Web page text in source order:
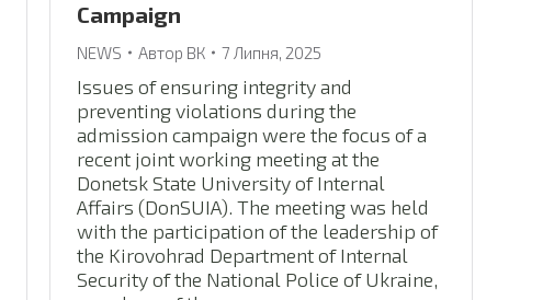
Campaign
NEWS Автор ВК 7 Липня, 2025
Issues of ensuring integrity and
preventing violations during the
admission campaign were the focus of a
recent joint working meeting at the
Donetsk State University of Internal
Affairs (DonSUIA). The meeting was held
with the participation of the leadership of
the Kirovohrad Department of Internal
Security of the National Police of Ukraine,